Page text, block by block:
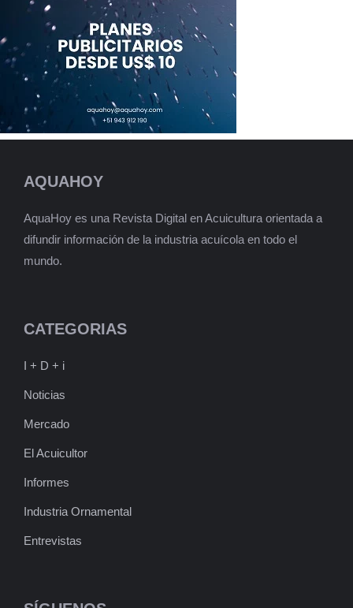
AQUAHOY
AquaHoy es una Revista Digital en Acuicultura orientada a
difundir información de la industria acuícola en todo el
mundo.
CATEGORIAS
I + D + i
Noticias
Mercado
El Acuicultor
Informes
Industria Ornamental
Entrevistas